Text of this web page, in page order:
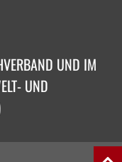
UND IM
UND